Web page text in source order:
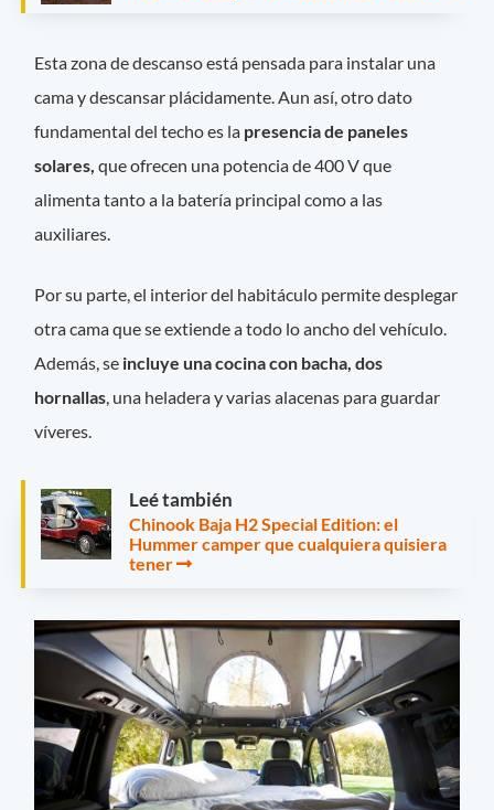
Esta zona de descanso está pensada para instalar una
cama y descansar plácidamente. Aun así, otro dato
fundamental del techo es la presencia de paneles
solares, que ofrecen una potencia de 400 V que
alimenta tanto a la batería principal como a las
auxiliares.
Por su parte, el interior del habitáculo permite desplegar
otra cama que se extiende a todo lo ancho del vehículo.
Además, se incluye una cocina con bacha, dos
hornallas, una heladera y varias alacenas para guardar
víveres.
Leé también
Chinook Baja H2 Special Edition: el
Hummer camper que cualquiera quisiera
tener